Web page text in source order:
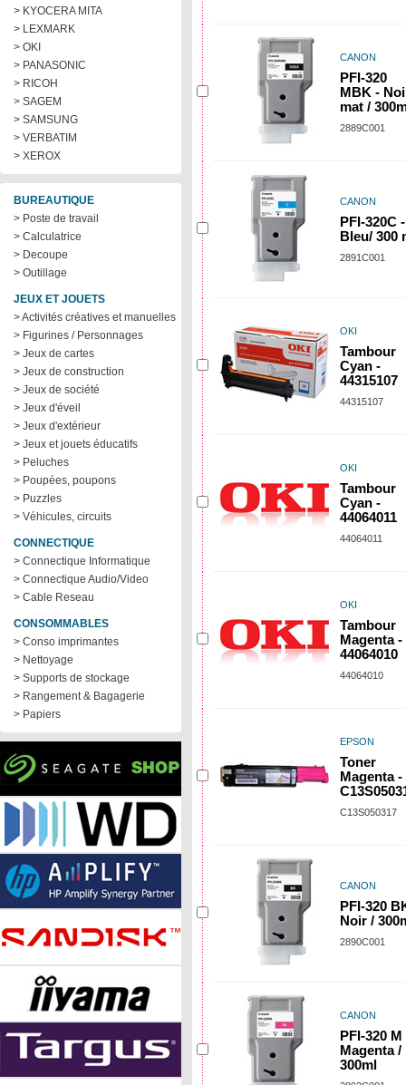
> KYOCERA MITA
> LEXMARK
> OKI
> PANASONIC
> RICOH
> SAGEM
> SAMSUNG
> VERBATIM
> XEROX
BUREAUTIQUE
> Poste de travail
> Calculatrice
> Decoupe
> Outillage
JEUX ET JOUETS
> Activités créatives et manuelles
> Figurines / Personnages
> Jeux de cartes
> Jeux de construction
> Jeux de société
> Jeux d'éveil
> Jeux d'extérieur
> Jeux et jouets éducatifs
> Peluches
> Poupées, poupons
> Puzzles
> Véhicules, circuits
CONNECTIQUE
> Connectique Informatique
> Connectique Audio/Video
> Cable Reseau
CONSOMMABLES
> Conso imprimantes
> Nettoyage
> Supports de stockage
> Rangement & Bagagerie
> Papiers
CANON
PFI-320
MBK -
mat /
2889C001
CANON
PFI-320C -
Bleu/ 300
2891C001
OKI
Tambour
Cyan -
44315107
44315107
OKI
Tambour
Cyan -
44064011
44064011
OKI
Tambour
Magenta -
44064010
44064010
EPSON
Toner
Magenta -
C13S050317
CANON
PFI-320
Noir /
2890C001
CANON
PFI-320 M
Magenta /
300ml